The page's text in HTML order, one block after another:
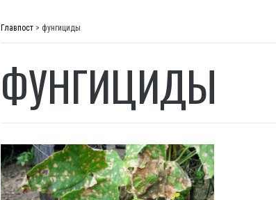
Главпост > фунгициды
ФУНГИЦИДЫ